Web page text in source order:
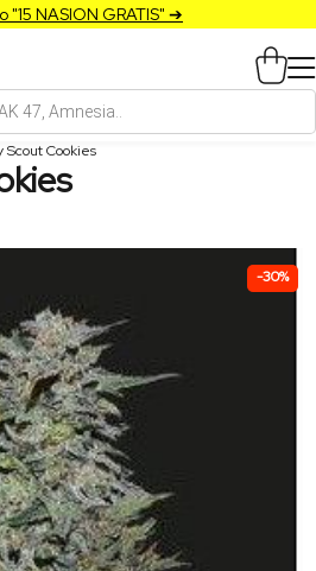
"15 NASION GRATIS" ➔
Scout Cookies
-30%